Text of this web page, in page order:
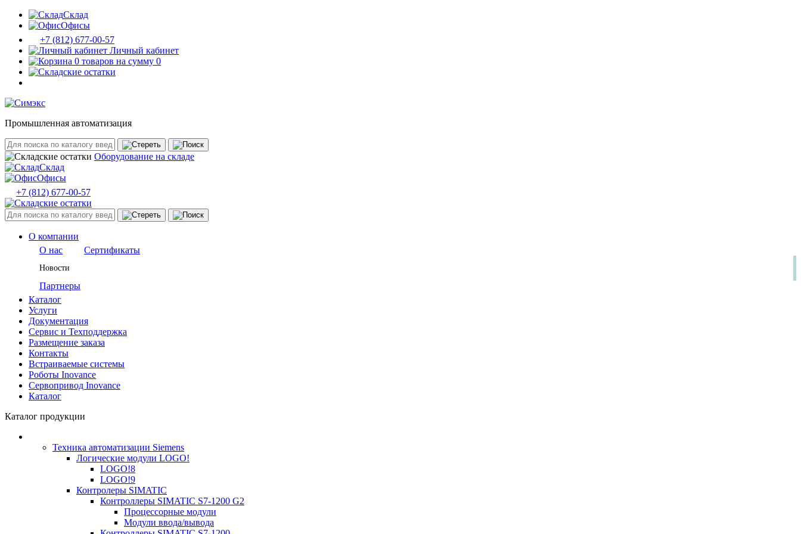
Склад
Офисы
+7 (812) 677-00-57
Личный кабинет
0 товаров на сумму 0
Промышленная автоматизация
Оборудование на складе
Склад
Офисы
+7 (812) 677-00-57
О компании
О нас
Сертификаты
Новости
Партнеры
Каталог
Услуги
Документация
Сервис и Техподдержка
Размещение заказа
Контакты
Встраиваемые системы
Роботы Inovance
Сервопривод Inovance
Каталог
Каталог продукции
Техника автоматизации Siemens
Логические модули LOGO!
LOGO!8
LOGO!9
Контролеры SIMATIC
Контроллеры SIMATIC S7-1200 G2
Процессорные модули
Модули ввода/вывода